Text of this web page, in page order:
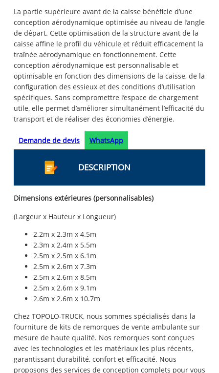
La partie supérieure avant de la caisse bénéficie d’une
conception aérodynamique optimisée au niveau de l’angle
de départ. Cette optimisation de la structure avant de la
caisse affine le profil du véhicule et réduit efficacement la
traînée aérodynamique en fonctionnement. Cette
conception aérodynamique est personnalisable et
optimisable en fonction des dimensions de la caisse, de la
configuration des essieux et des conditions d’utilisation
spécifiques. Sans compromettre l’espace de chargement
utile, elle permet d’améliorer simultanément l’efficacité du
transport et de réaliser des économies d’énergie.
Demande de devis WhatsApp
DESCRIPTION
Dimensions extérieures (personnalisables)
(Largeur x Hauteur x Longueur)
2.2m x 2.3m x 4.5m
2.3m x 2.4m x 5.5m
2.5m x 2.5m x 6.1m
2.5m x 2.6m x 7.3m
2.5m x 2.6m x 8.5m
2.5m x 2.6m x 9.1m
2.6m x 2.6m x 10.7m
Chez TOPOLO-TRUCK, nous sommes spécialisés dans la
fourniture de kits de remorques de vente ambulante sur
mesure de haute qualité. Nos remorques sont conçues
avec les technologies et les matériaux les plus récents,
garantissant durabilité, confort et efficacité. Nous
proposons des services de conception complets pour vous